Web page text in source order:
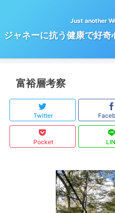
Just another
ジャネーに抗う健康で好
富裕層考察
Twitter
Pocket